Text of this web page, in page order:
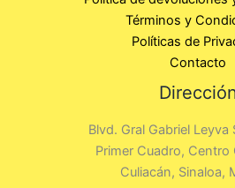
Términos y
Políticas de
Contacto
Blvd. Gral Gabriel
Primer Cuadro, Centro
Culiacán, Sinaloa,